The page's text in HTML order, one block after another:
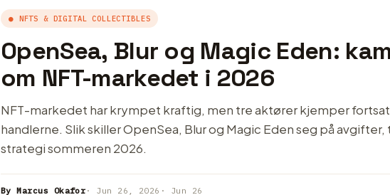
● NFTS & DIGITAL COLLECTIBLES
OpenSea, Blur og Magic Eden:
om NFT-markedet i 2026
NFT-markedet har krympet kraftig, men tre aktører kjemper
handlerne. Slik skiller OpenSea, Blur og Magic Eden seg på
strategi sommeren 2026.
By Marcus Okafor · Jun 26, 2026 · Jun 26